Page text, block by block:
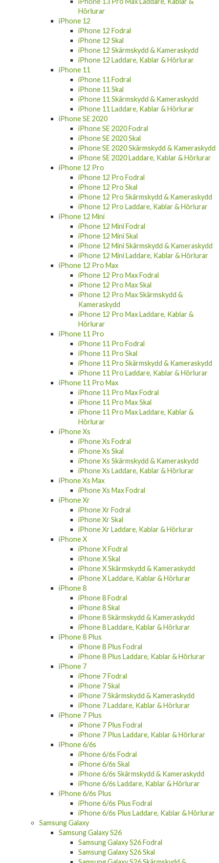
iPhone 13 Pro Max Fodral
iPhone 13 Pro Max Skal
iPhone 13 Pro Max Skärmskydd &
Kameraskydd
iPhone 13 Pro Max Laddare, Kablar &
Hörlurar
iPhone 12
iPhone 12 Fodral
iPhone 12 Skal
iPhone 12 Skärmskydd & Kameraskydd
iPhone 12 Laddare, Kablar & Hörlurar
iPhone 11
iPhone 11 Fodral
iPhone 11 Skal
iPhone 11 Skärmskydd & Kameraskydd
iPhone 11 Laddare, Kablar & Hörlurar
iPhone SE 2020
iPhone SE 2020 Fodral
iPhone SE 2020 Skal
iPhone SE 2020 Skärmskydd & Kameraskydd
iPhone SE 2020 Laddare, Kablar & Hörlurar
iPhone 12 Pro
iPhone 12 Pro Fodral
iPhone 12 Pro Skal
iPhone 12 Pro Skärmskydd & Kameraskydd
iPhone 12 Pro Laddare, Kablar & Hörlurar
iPhone 12 Mini
iPhone 12 Mini Fodral
iPhone 12 Mini Skal
iPhone 12 Mini Skärmskydd & Kameraskydd
iPhone 12 Mini Laddare, Kablar & Hörlurar
iPhone 12 Pro Max
iPhone 12 Pro Max Fodral
iPhone 12 Pro Max Skal
iPhone 12 Pro Max Skärmskydd &
Kameraskydd
iPhone 12 Pro Max Laddare, Kablar &
Hörlurar
iPhone 11 Pro
iPhone 11 Pro Fodral
iPhone 11 Pro Skal
iPhone 11 Pro Skärmskydd & Kameraskydd
iPhone 11 Pro Laddare, Kablar & Hörlurar
iPhone 11 Pro Max
iPhone 11 Pro Max Fodral
iPhone 11 Pro Max Skal
iPhone 11 Pro Max Laddare, Kablar &
Hörlurar
iPhone Xs
iPhone Xs Fodral
iPhone Xs Skal
iPhone Xs Skärmskydd & Kameraskydd
iPhone Xs Laddare, Kablar & Hörlurar
iPhone Xs Max
iPhone Xs Max Fodral
iPhone Xr
iPhone Xr Fodral
iPhone Xr Skal
iPhone Xr Laddare, Kablar & Hörlurar
iPhone X
iPhone X Fodral
iPhone X Skal
iPhone X Skärmskydd & Kameraskydd
iPhone X Laddare, Kablar & Hörlurar
iPhone 8
iPhone 8 Fodral
iPhone 8 Skal
iPhone 8 Skärmskydd & Kameraskydd
iPhone 8 Laddare, Kablar & Hörlurar
iPhone 8 Plus
iPhone 8 Plus Fodral
iPhone 8 Plus Laddare, Kablar & Hörlurar
iPhone 7
iPhone 7 Fodral
iPhone 7 Skal
iPhone 7 Skärmskydd & Kameraskydd
iPhone 7 Laddare, Kablar & Hörlurar
iPhone 7 Plus
iPhone 7 Plus Fodral
iPhone 7 Plus Laddare, Kablar & Hörlurar
iPhone 6/6s
iPhone 6/6s Fodral
iPhone 6/6s Skal
iPhone 6/6s Skärmskydd & Kameraskydd
iPhone 6/6s Laddare, Kablar & Hörlurar
iPhone 6/6s Plus
iPhone 6/6s Plus Fodral
iPhone 6/6s Plus Laddare, Kablar & Hörlurar